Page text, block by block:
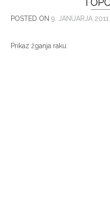
POSTED ON 9. JANUARJA 2011
Prikaz žganja raku: